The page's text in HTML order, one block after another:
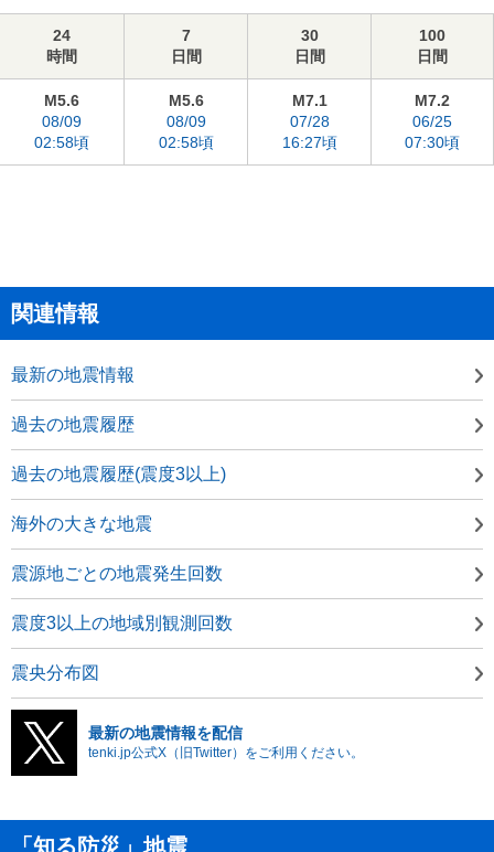
24
時間
7
日間
30
日間
100
日間
M5.6
08/09
02:58頃
M5.6
08/09
02:58頃
M7.1
07/28
16:27頃
M7.2
06/25
07:30頃
関連情報
最新の地震情報
過去の地震履歴
過去の地震履歴(震度3以上)
海外の大きな地震
震源地ごとの地震発生回数
震度3以上の地域別観測回数
震央分布図
最新の地震情報を配信
tenki.jp公式X（旧Twitter）をご利用ください。
「知る防災」地震